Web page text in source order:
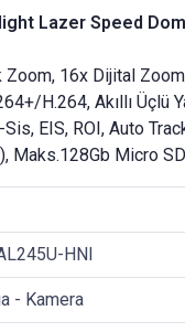
Lazer Speed
16x Dijital
H.264, Akıllı
Sis, EIS, ROI, Auto
Maks.128Gb Micro
HNI
- Kamera